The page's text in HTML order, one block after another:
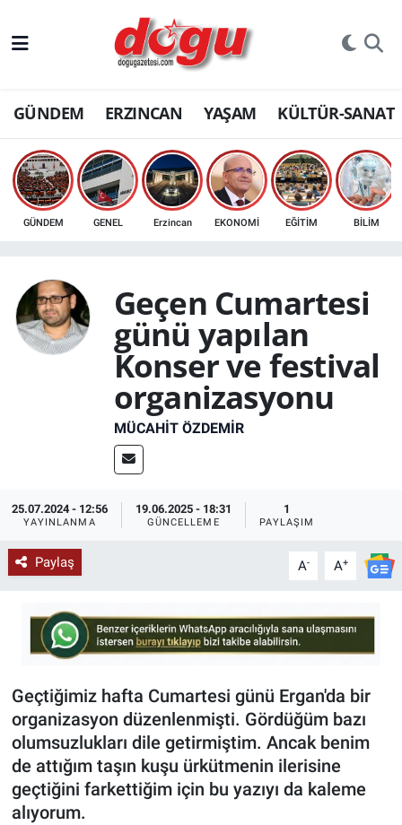
GÜNDEM ERZINCAN YAŞAM KÜLTÜR-SANAT
GÜNDEM GENEL Erzincan EKONOMİ EĞİTİM BİLİM
Geçen Cumartesi
günü yapılan
Konser ve festival
organizasyonu
MÜCAHIT ÖZDEMIR
25.07.2024 - 12:56
YAYINLANMA
19.06.2025 - 18:31
GÜNCELLEME
1
PAYLAŞIM
Paylaş A- A+
Geçtiğimiz hafta Cumartesi günü Ergan'da bir
organizasyon düzenlenmişti. Gördüğüm bazı
olumsuzlukları dile getirmiştim. Ancak benim
de attığım taşın kuşu ürkütmenin ilerisine
geçtiğini farkettiğim için bu yazıyı da kaleme
alıyorum.
ERZINCAN
GÜNDEM
ERZİNCAN FOTOĞRAFLARI
SAĞLIK
EKONOMİ
Bilim, teknoloji
KÜLTÜR-SANAT
Yerel Haber
Politika
SPOR
YAŞAM
RESMİ İLAN